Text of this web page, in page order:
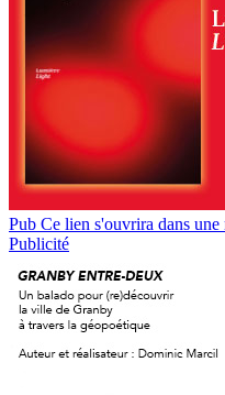
Pub Ce lien s'ouvrira dans
Publicité